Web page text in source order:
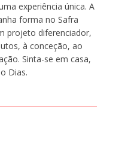
experiência única. A
forma no Safra
projeto diferenciador,
à conceção, ao
Sinta-se em casa,
Dias.